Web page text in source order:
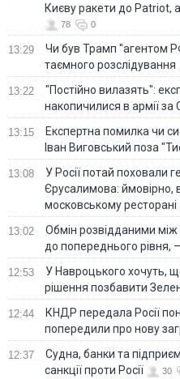
Києву ракети до Patriot,
78 0
13:29
Чи був Трамп "агентом
таємного розслідування
13:22
"Постійно вилазять":
накопичилися в армії за
13:15
Eкспертна помилка чи
Іван Виговський поза
13:08
У Росії потай поховали
Єрусалимова: ймовірно,
московському ресторані
13:02
Обмін розвідданими
до попереднього рівня,
12:53
У Навроцького хочуть,
рішення позбавити
12:44
КНДР передала Росії
попередили про нову
12:37
Судна, банки та
санкції проти Росії
30